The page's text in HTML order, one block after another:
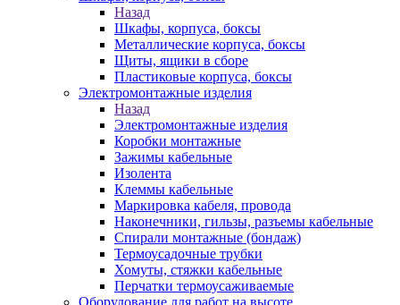
Назад
Шкафы, корпуса, боксы
Металлические корпуса, боксы
Щиты, ящики в сборе
Пластиковые корпуса, боксы
Электромонтажные изделия
Назад
Электромонтажные изделия
Коробки монтажные
Зажимы кабельные
Изолента
Клеммы кабельные
Маркировка кабеля, провода
Наконечники, гильзы, разъемы кабельные
Спирали монтажные (бондаж)
Термоусадочные трубки
Хомуты, стяжки кабельные
Перчатки термоусаживаемые
Оборудование для работ на высоте